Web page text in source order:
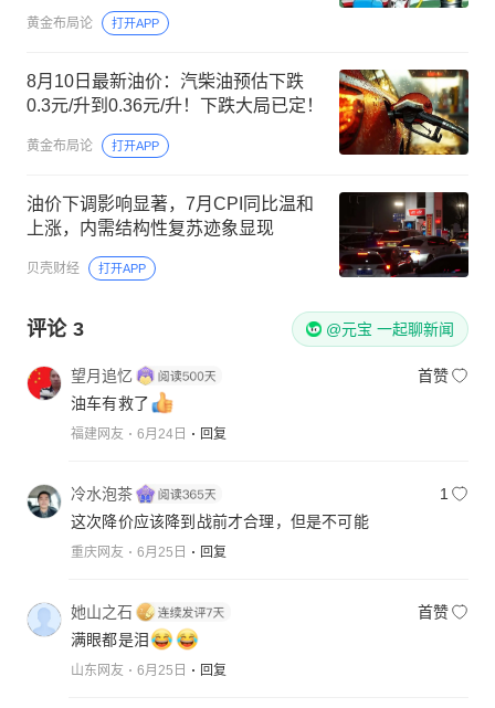
黄金布局论 打开APP
8月10日最新油价：汽柴油预估下跌
0.3元/升到0.36元/升！下跌大局已定！
黄金布局论 打开APP
油价下调影响显著，7月CPI同比温和
上涨，内需结构性复苏迹象显现
贝壳财经 打开APP
评论 3 @元宝 一起聊新闻
望月追忆
首赞
油车有救了
福建网友 6月24日 回复
冷水泡茶
1
这次降价应该降到战前才合理，但是不可能
重庆网友 6月25日 回复
她山之石
首赞
满眼都是泪
山东网友 6月25日 回复